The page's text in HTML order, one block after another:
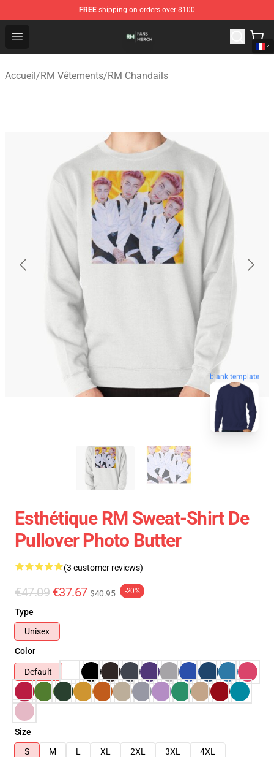
FREE shipping on orders over $100
Open menu
RM Shop - Official RM Merchandise Store
Accueil/RM Vêtements/RM Chandails
blank template
Esthétique RM Sweat-Shirt De
Pullover Photo Butter
(3 customer reviews)
€47.09 €37.67 $40.95 -20%
Type
Unisex
Color
Default
Size
S
M L XL 2XL 3XL
4XL